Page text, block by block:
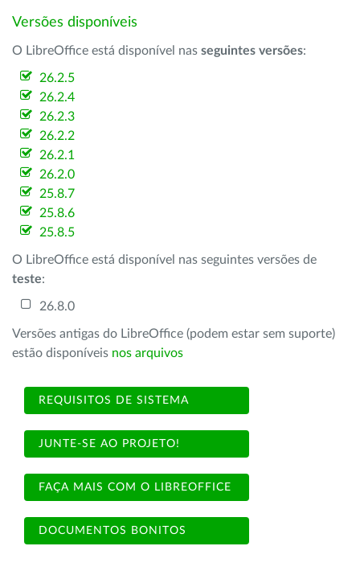
Versões disponíveis
O LibreOffice está disponível nas seguintes versões:
26.2.5
26.2.4
26.2.3
26.2.2
26.2.1
26.2.0
25.8.7
25.8.6
25.8.5
O LibreOffice está disponível nas seguintes versões de
teste:
26.8.0
Versões antigas do LibreOffice (podem estar sem suporte)
estão disponíveis nos arquivos
REQUISITOS DE SISTEMA
JUNTE-SE AO PROJETO!
FAÇA MAIS COM O LIBREOFFICE
DOCUMENTOS BONITOS